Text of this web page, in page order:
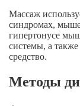
Массаж
синдромах,
гипертонусе
системы, а
средство.
Методы